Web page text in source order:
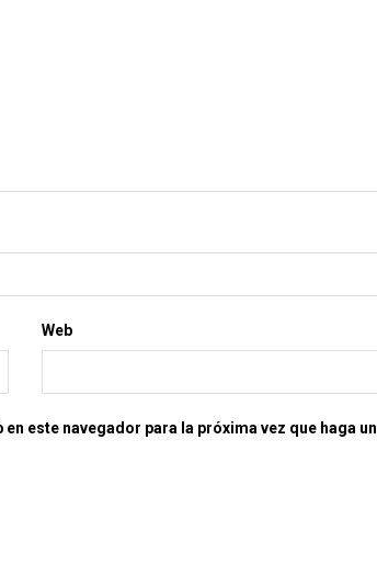
Web
este navegador para la próxima vez que haga un